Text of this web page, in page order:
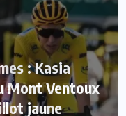
: Kasia
Mont Ventoux
jaune
s’offre Rodri